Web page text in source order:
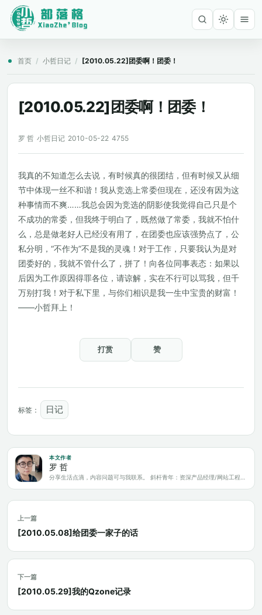
首页 / 小哲日记 / [2010.05.22]团委啊！团委！
[2010.05.22]团委啊！团委！
罗 哲 小哲日记 2010-05-22 4755
我真的不知道怎么去说，有时候真的很团结，但有时候又从细
节中体现一丝不和谐！我从竞选上常委但现在，还没有因为这
种事情而不爽……我总会因为竞选的阴影使我觉得自己只是个
不成功的常委，但我终于明白了，既然做了常委，我就不怕什
么，总是做老好人已经没有用了，在团委也应该强势点了，公
私分明，“不作为”不是我的灵魂！对于工作，只要我认为是对
团委好的，我就不管什么了，拼了！向各位同事表态：如果以
后因为工作原因得罪各位，请谅解，实在不行可以骂我，但千
万别打我！对于私下里，与你们相识是我一生中宝贵的财富！
——小哲拜上！
打赏 赞
标签： 日记
本文作者
罗 哲
上一篇
[2010.05.08]给团委一家子的话
下一篇
[2010.05.29]我的Qzone记录